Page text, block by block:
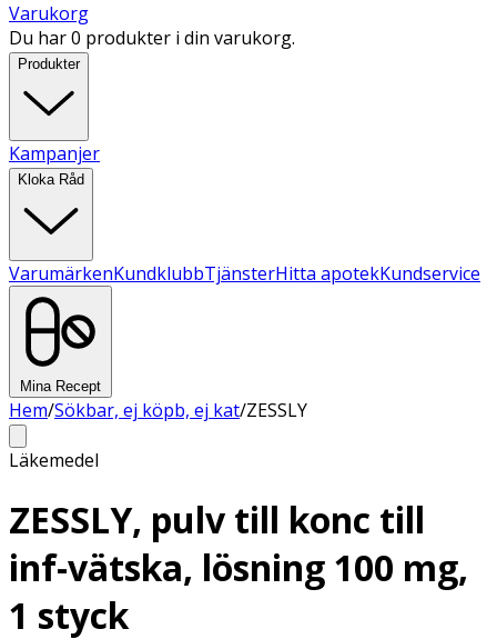
Varukorg
Du har 0 produkter i din varukorg.
Produkter
Kampanjer
Kloka Råd
VarumärkenKundklubbTjänsterHitta apotekKundservice
Mina Recept
Hem/Sökbar, ej köpb, ej kat/ZESSLY
Läkemedel
ZESSLY, pulv till konc till
inf-vätska, lösning 100 mg,
1 styck